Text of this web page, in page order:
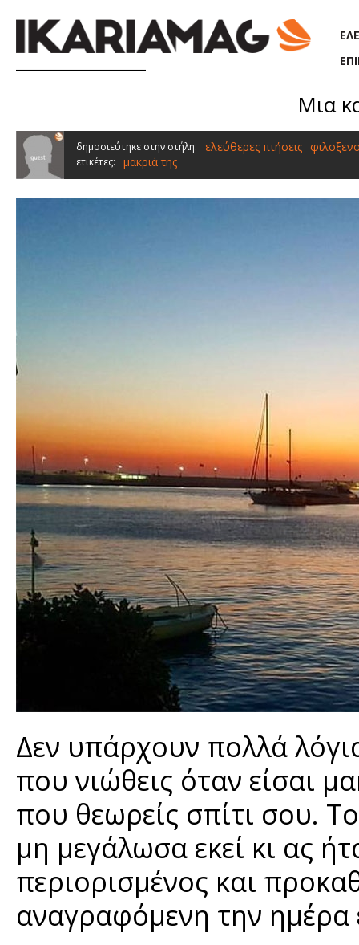
Μια
δημοσιεύτηκε στην στήλη: ελεύθερες πτήσεις
ετικέτες: μακριά της
Δεν υπάρχουν πολλά
που νιώθεις όταν είσαι
που θεωρείς σπίτι σου.
μη μεγάλωσα εκεί κι ας
περιορισμένος και
αναγραφόμενη την ημέρα